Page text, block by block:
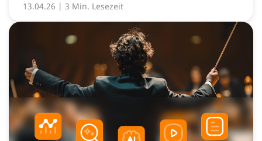
13.04.26 | 3 Min. Lesezeit